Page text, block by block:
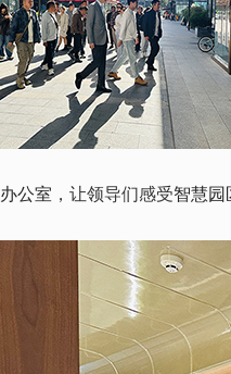
办公室 ，让领导们感受智慧园